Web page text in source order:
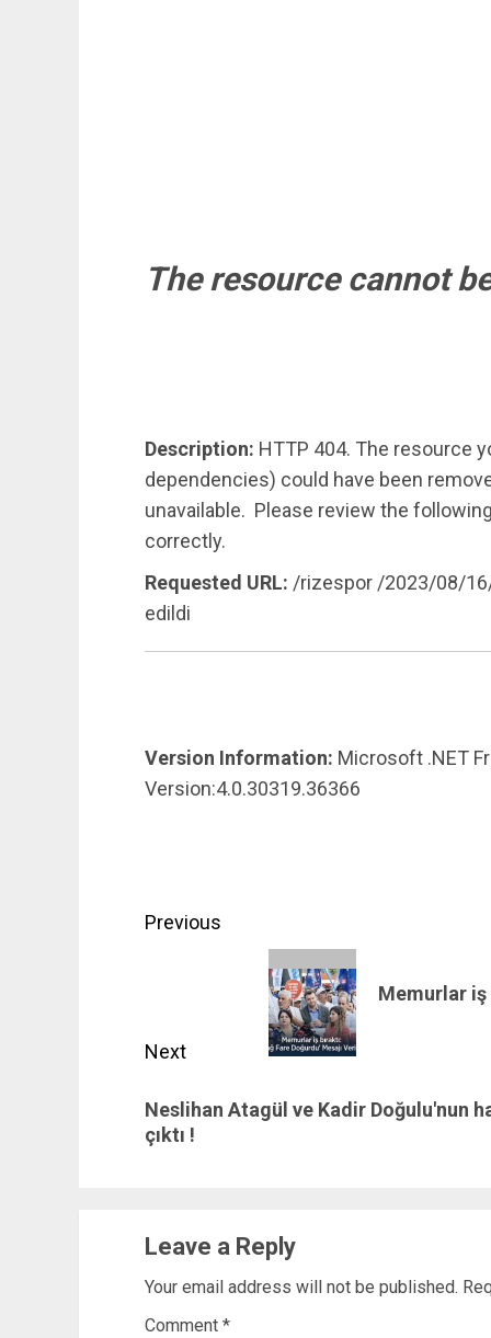
The resource cannot
Description: HTTP 404. The resource
dependencies) could have been
unavailable. Please review the
correctly.
Requested URL: /rizespor /2023/08/
edildi
Version Information: Microsoft .NET
Version:4.0.30319.36366
Post
navigation
Previous
Memurlar iş
Next
post:
Neslihan Atagül ve Kadir Doğulu'nun
çıktı !
Leave a Reply
Your email address will not be published.
Comment *